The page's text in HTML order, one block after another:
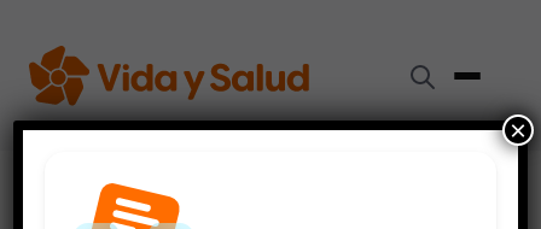
Resultados para "
×